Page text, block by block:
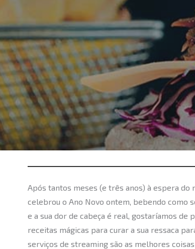
Após tantos meses (e três anos) à espera
celebrou o Ano Novo ontem, bebendo como
e a sua dor de cabeça é real, gostaríamos de
receitas mágicas para curar a sua ressaca
serviços de streaming são as melhores